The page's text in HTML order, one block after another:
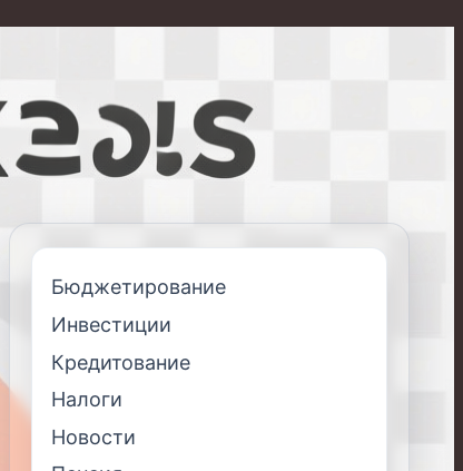
Бюджетирование
Инвестиции
Кредитование
Налоги
Новости